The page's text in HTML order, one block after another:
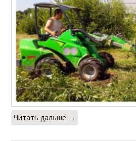
Читать дальше →